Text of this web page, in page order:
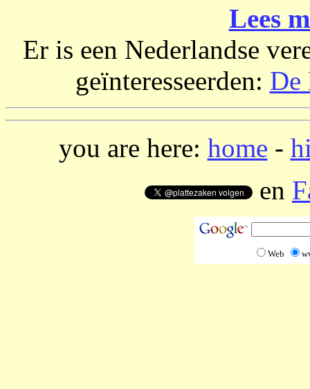
Lees
Er is een Nederlandse
geïnteresseerden: De
you are here: home -
en
Web